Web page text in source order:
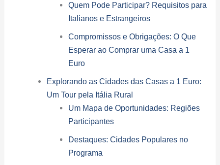
Quem Pode Participar? Requisitos para
Italianos e Estrangeiros
Compromissos e Obrigações: O Que
Esperar ao Comprar uma Casa a 1
Euro
Explorando as Cidades das Casas a 1 Euro:
Um Tour pela Itália Rural
Um Mapa de Oportunidades: Regiões
Participantes
Destaques: Cidades Populares no
Programa